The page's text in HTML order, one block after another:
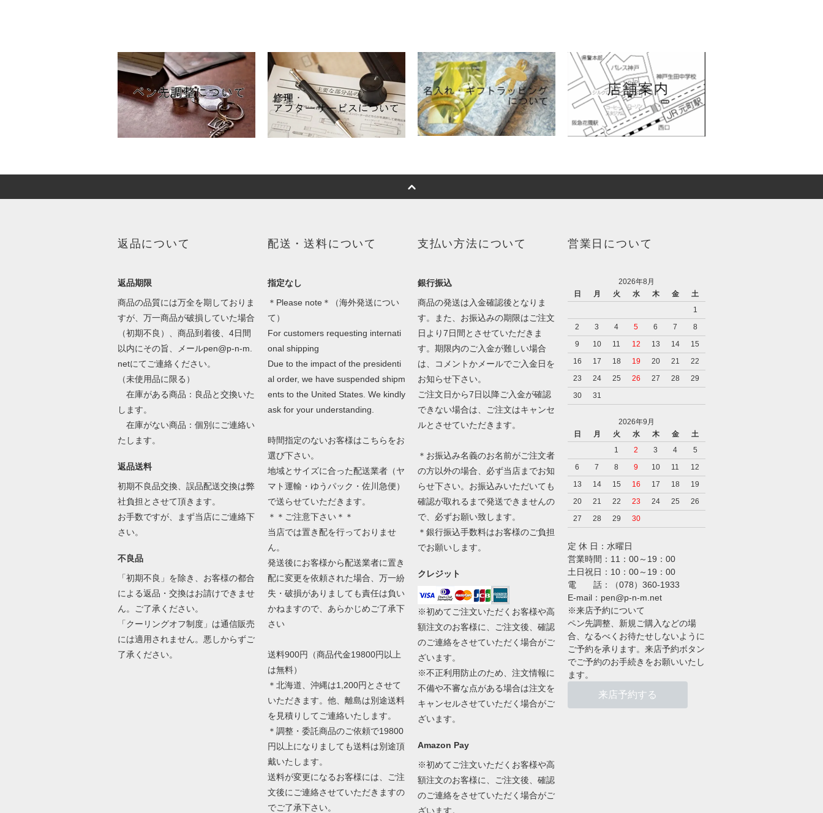
返品について
返品期限
商品の品質には万全を期しておりま
すが、万一商品が破損していた場合
（初期不良）、商品到着後、4日間
以内にその旨、メールpen@p-n-m.
netにてご連絡ください。
（未使用品に限る）
在庫がある商品：良品と交換いた
します。
在庫がない商品：個別にご連絡い
たします。
返品送料
初期不良品交換、誤品配送交換は弊
社負担とさせて頂きます。
お手数ですが、まず当店にご連絡下
さい。
不良品
「初期不良」を除き、お客様の都合
による返品・交換はお請けできませ
ん。ご了承ください。
「クーリングオフ制度」は通信販売
には適用されません。悪しからずご
了承ください。
配送・送料について
指定なし
＊Please note＊（海外発送につい
て）
For customers requesting internati
onal shipping
Due to the impact of the presidenti
al order, we have suspended shipm
ents to the United States. We kindly
ask for your understanding.
時間指定のないお客様はこちらをお
選び下さい。
地域とサイズに合った配送業者（ヤ
マト運輸・ゆうパック・佐川急便）
で送らせていただきます。
＊＊ご注意下さい＊＊
当店では置き配を行っておりませ
ん。
発送後にお客様から配送業者に置き
配に変更を依頼された場合、万一紛
失・破損がありましても責任は負い
かねますので、あらかじめご了承下
さい
送料900円（商品代金19800円以上
は無料）
＊北海道、沖縄は1,200円とさせて
いただきます。他、離島は別途送料
を見積りしてご連絡いたします。
＊調整・委託商品のご依頼で19800
円以上になりましても送料は別途頂
戴いたします。
送料が変更になるお客様には、ご注
文後にご連絡させていただきますの
でご了承下さい。
支払い方法について
銀行振込
商品の発送は入金確認後となりま
す。また、お振込みの期限はご注文
日より7日間とさせていただきま
す。期限内のご入金が難しい場合
は、コメントかメールでご入金日を
お知らせ下さい。
ご注文日から7日以降ご入金が確認
できない場合は、ご注文はキャンセ
ルとさせていただきます。
＊お振込み名義のお名前がご注文者
の方以外の場合、必ず当店までお知
らせ下さい。お振込みいただいても
確認が取れるまで発送できませんの
で、必ずお願い致します。
＊銀行振込手数料はお客様のご負担
でお願いします。
クレジット
※初めてご注文いただくお客様や高
額注文のお客様に、ご注文後、確認
のご連絡をさせていただく場合がご
ざいます。
※不正利用防止のため、注文情報に
不備や不審な点がある場合は注文を
キャンセルさせていただく場合がご
ざいます。
Amazon Pay
※初めてご注文いただくお客様や高
額注文のお客様に、ご注文後、確認
のご連絡をさせていただく場合がご
ざいます。
営業日について
2026年8月
日
月 火 水 木 金
土
1
2
3 4 5 6 7
8
9
10 11 12 13 14
15
16
17 18 19 20 21
22
23
24 25 26 27 28
29
30
31
2026年9月
日
月 火 水 木 金
土
1
2 3 4
5
6
7 8 9 10 11
12
13
14 15 16 17 18
19
20
21 22 23 24 25
26
27
28 29 30
定 休 日：水曜日
営業時間：11：00～19：00
土日祝日：10：00～19：00
電 話：（078）360-1933
E-mail：pen@p-n-m.net
※来店予約について
ペン先調整、新規ご購入などの場
合、なるべくお待たせしないように
ご予約を承ります。来店予約ボタン
でご予約のお手続きをお願いいたし
ます。
来店予約する